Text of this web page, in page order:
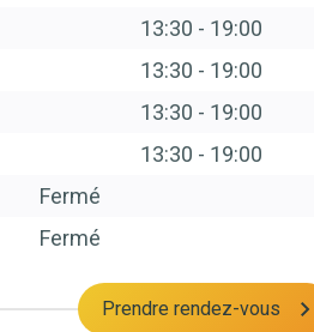
13:30 - 19:00
13:30 - 19:00
13:30 - 19:00
13:30 - 19:00
Fermé
Fermé
Prendre rendez-vous